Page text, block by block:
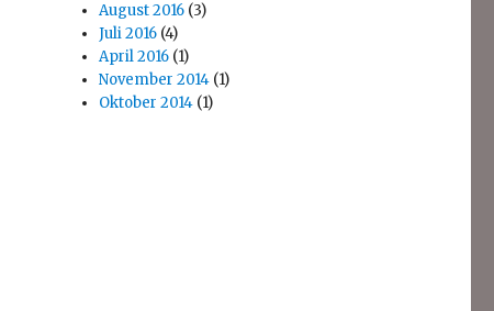
August 2016 (3)
Juli 2016 (4)
April 2016 (1)
November 2014 (1)
Oktober 2014 (1)